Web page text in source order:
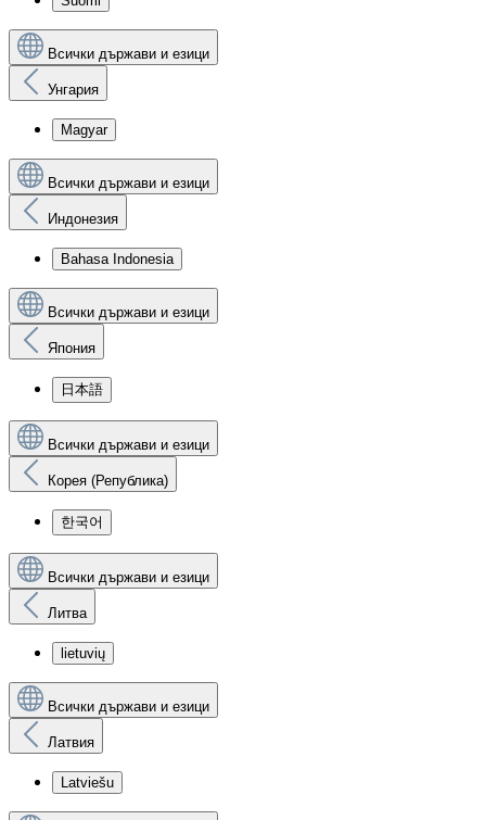
Всички държави и езици
Унгария
Magyar
Всички държави и езици
Индонезия
Bahasa Indonesia
Всички държави и езици
Япония
日本語
Всички държави и езици
Корея (Република)
한국어
Всички държави и езици
Литва
lietuvių
Всички държави и езици
Латвия
Latviešu